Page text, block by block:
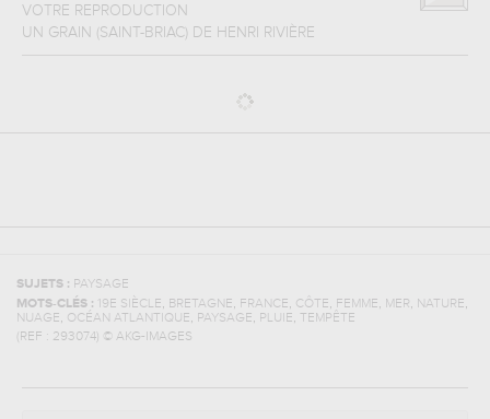
VOTRE REPRODUCTION
UN GRAIN (SAINT-BRIAC)
DE HENRI RIVIÈRE
SUJETS : PAYSAGE
MOTS-CLÉS :
19E SIÈCLE, BRETAGNE, FRANCE, CÔTE, FEMME, MER, NATURE,
NUAGE, OCÉAN ATLANTIQUE, PAYSAGE, PLUIE, TEMPÊTE
(REF : 293074) © AKG-IMAGES